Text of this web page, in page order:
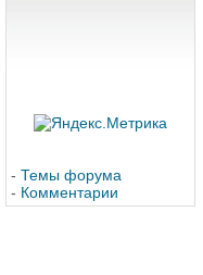
- Темы форума
- Комментарии